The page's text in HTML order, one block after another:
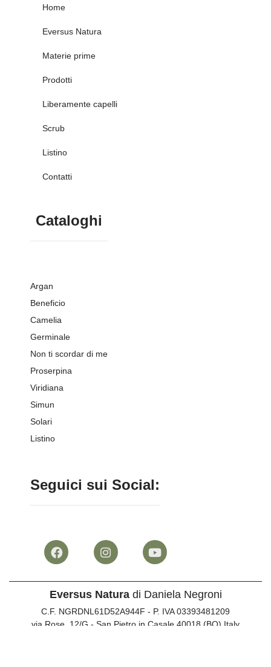
Home
Eversus Natura
Materie prime
Prodotti
Liberamente capelli
Scrub
Listino
Contatti
Cataloghi
Argan
Beneficio
Camelia
Germinale
Non ti scordar di me
Proserpina
Viridiana
Simun
Solari
Listino
Seguici sui Social:
Eversus Naturadi Daniela Negroni
C.F. NGRDNL61D52A944F - P. IVA 03393481209
via Rose, 12/G - San Pietro in Casale 40018 (BO) Italy